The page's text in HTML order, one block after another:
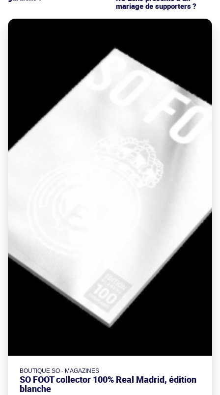
mariage de supporters ?
BOUTIQUE SO - MAGAZINES
SO FOOT collector 100% Real Madrid, édition
blanche